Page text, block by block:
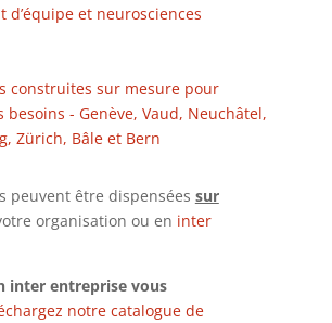
d’équipe et neurosciences
construites sur mesure pour
besoins - Genève, Vaud, Neuchâtel,
Zürich, Bâle et Bern
peuvent être dispensées sur
organisation ou en inter
inter entreprise vous
notre catalogue de